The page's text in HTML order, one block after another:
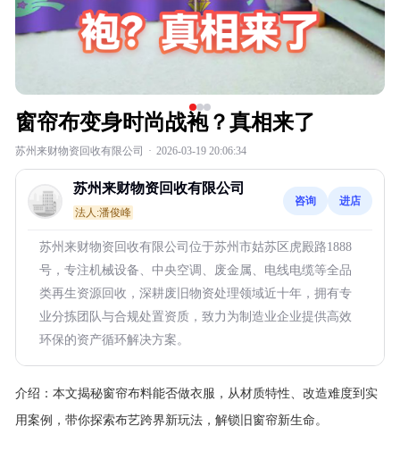
窗帘布变身时尚战袍？真相来了
苏州来财物资回收有限公司 · 2026-03-19 20:06:34
苏州来财物资回收有限公司
法人:潘俊峰
咨询 进店
苏州来财物资回收有限公司位于苏州市姑苏区虎殿路1888
号，专注机械设备、中央空调、废金属、电线电缆等全品
类再生资源回收，深耕废旧物资处理领域近十年，拥有专
业分拣团队与合规处置资质，致力为制造业企业提供高效
环保的资产循环解决方案。
介绍： 本文揭秘窗帘布料能否做衣服，从材质特性、改造难度到实
用案例，带你探索布艺跨界新玩法，解锁旧窗帘新生命。